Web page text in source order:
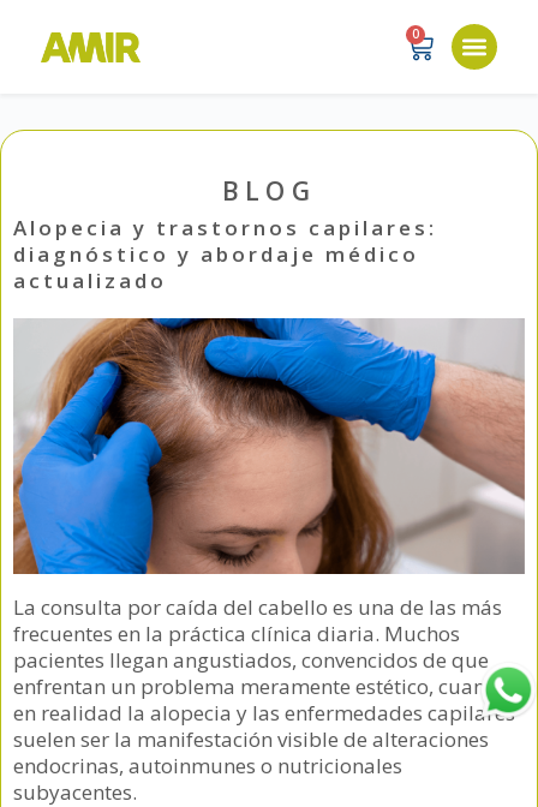
0
BLOG
Alopecia y trastornos capilares:
diagnóstico y abordaje médico
actualizado
La consulta por caída del cabello es una de las más
frecuentes en la práctica clínica diaria. Muchos
pacientes llegan angustiados, convencidos de que
enfrentan un problema meramente estético, cuando
en realidad la alopecia y las enfermedades capilares
suelen ser la manifestación visible de alteraciones
endocrinas, autoinmunes o nutricionales
subyacentes.